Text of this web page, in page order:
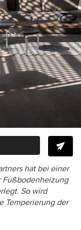
hat bei einer
So wird
Temperierung der